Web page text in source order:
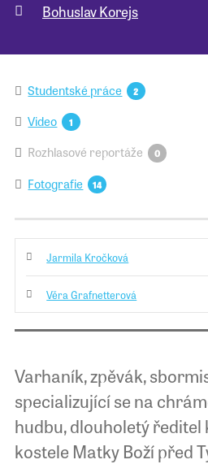
Bohuslav Korejs
Studentské práce 2
Video 1
Rozhlasové reportáže 0
Fotografie 14
Jarmila Kročková
Věra Grafnetterová
Varhaník, zpěvák,
specializující se na
hudbu, dlouholetý ředitel
kostele Matky Boží před